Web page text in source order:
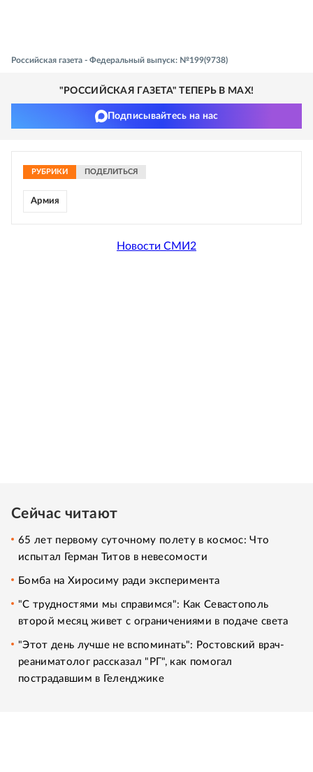
Российская газета - Федеральный выпуск: №199(9738)
"РОССИЙСКАЯ ГАЗЕТА" ТЕПЕРЬ В MAX!
Подписывайтесь на нас
РУБРИКИ ПОДЕЛИТЬСЯ
Армия
Новости СМИ2
Сейчас читают
65 лет первому суточному полету в космос: Что
испытал Герман Титов в невесомости
Бомба на Хиросиму ради эксперимента
"С трудностями мы справимся": Как Севастополь
второй месяц живет с ограничениями в подаче света
"Этот день лучше не вспоминать": Ростовский врач-
реаниматолог рассказал "РГ", как помогал
пострадавшим в Геленджике